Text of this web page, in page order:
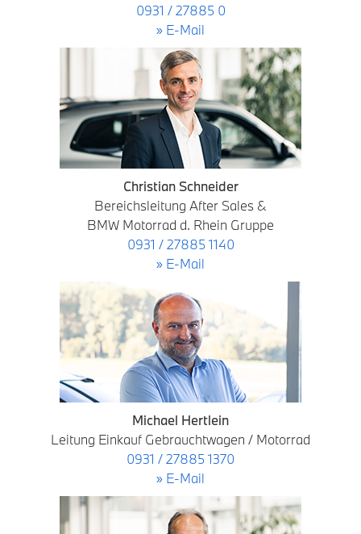
0931 / 27885 0
» E-Mail
Christian Schneider
Bereichsleitung After Sales &
BMW Motorrad d. Rhein Gruppe
0931 / 27885 1140
» E-Mail
Michael Hertlein
Leitung Einkauf Gebrauchtwagen / Motorrad
0931 / 27885 1370
» E-Mail